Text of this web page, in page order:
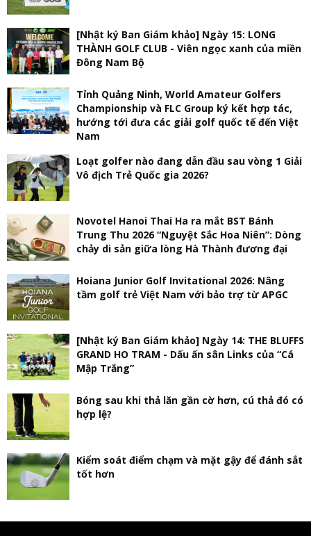
[Nhật ký Ban Giám khảo] Ngày 15: LONG
THÀNH GOLF CLUB - Viên ngọc xanh của miền
Đông Nam Bộ
Tỉnh Quảng Ninh, World Amateur Golfers
Championship và FLC Group ký kết hợp tác,
hướng tới đưa các giải golf quốc tế đến Việt
Nam
Loạt golfer nào đang dẫn đầu sau vòng 1 Giải
Vô địch Trẻ Quốc gia 2026?
Novotel Hanoi Thai Ha ra mắt BST Bánh
Trung Thu 2026 “Nguyệt Sắc Hoa Niên”: Dòng
chảy di sản giữa lòng Hà Thành đương đại
Hoiana Junior Golf Invitational 2026: Nâng
tầm golf trẻ Việt Nam với bảo trợ từ APGC
[Nhật ký Ban Giám khảo] Ngày 14: THE BLUFFS
GRAND HO TRAM - Dấu ấn sân Links của “Cá
Mập Trắng”
Bóng sau khi thả lăn gần cờ hơn, cú thả đó có
hợp lệ?
Kiểm soát điểm chạm và mặt gậy để đánh sắt
tốt hơn